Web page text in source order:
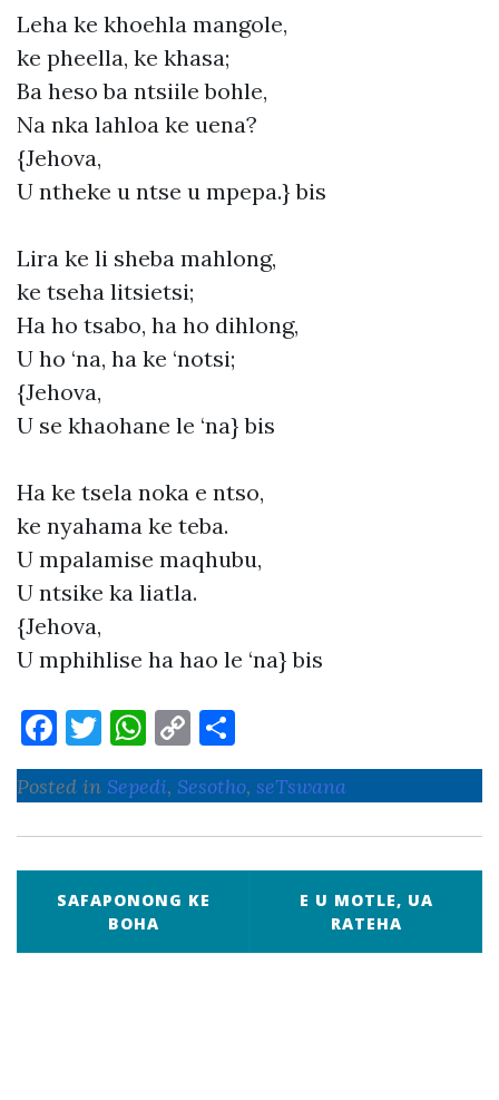
Leha ke khoehla mangole,
ke pheella, ke khasa;
Ba heso ba ntsiile bohle,
Na nka lahloa ke uena?
{Jehova,
U ntheke u ntse u mpepa.} bis
Lira ke li sheba mahlong,
ke tseha litsietsi;
Ha ho tsabo, ha ho dihlong,
U ho ‘na, ha ke ‘notsi;
{Jehova,
U se khaohane le ‘na} bis
Ha ke tsela noka e ntso,
ke nyahama ke teba.
U mpalamise maqhubu,
U ntsike ka liatla.
{Jehova,
U mphihlise ha hao le ‘na} bis
F
a
c
e
b
o
o
T
w
it
te
r
W
h
at
s
A
p
p
C
o
p
y
Li
n
k
h
ar
e
Posted in Sepedi, Sesotho, seTswana
SAFAPONONG KE
BOHA
E U MOTLE, UA
RATEHA